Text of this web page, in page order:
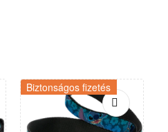
Biztonságos fizetés